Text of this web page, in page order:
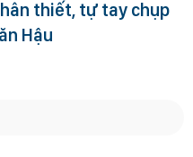
thiết, tự tay chụp
Hậu